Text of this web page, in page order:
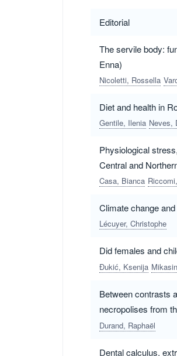
Editorial
The servile body:
Enna)
Nicoletti, Rossella
Diet and health in
Gentile, Ilenia Neves,
Physiological
Central and
Casa, Bianca
Climate change
Lécuyer, Christophe
Did females and
Đukić, Ksenija
Between contrasts
necropolises from
Durand, Raphaël
Dental calculus,